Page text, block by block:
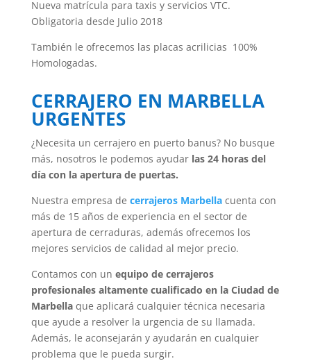
Nueva matrícula para taxis y servicios VTC.
Obligatoria desde Julio 2018
También le ofrecemos las placas acrilicias 100%
Homologadas.
CERRAJERO EN MARBELLA
URGENTES
¿Necesita un cerrajero en puerto banus? No busque
más, nosotros le podemos ayudarlas 24 horas del
día con la apertura de puertas.
Nuestra empresa de cerrajeros Marbella cuenta con
más de 15 años de experiencia en el sector de
apertura de cerraduras, además ofrecemos los
mejores servicios de calidad al mejor precio.
Contamos con un equipo de cerrajeros
profesionales altamente cualificado en la Ciudad de
Marbella que aplicará cualquier técnica necesaria
que ayude a resolver la urgencia de su llamada.
Además, le aconsejarán y ayudarán en cualquier
problema que le pueda surgir.